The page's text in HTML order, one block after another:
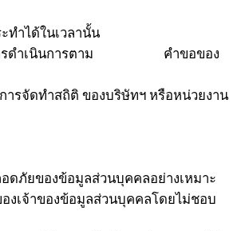
ำได้ในเวลานั้น
ในการดำเนินการตาม คำขอของ
จัดทำสถิติ ของบริษัทฯ หรือหน่วยงาน
ภัยของข้อมูลส่วนบุคคลอย่างเหมาะ
งเจ้าของข้อมูลส่วนบุคคลโดยไม่ชอบ